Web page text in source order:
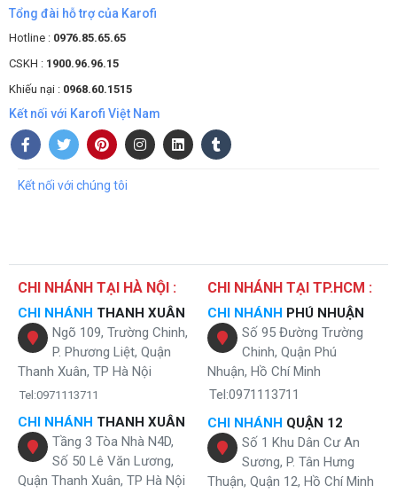
Tổng đài hỗ trợ của Karofi
Hotline : 0976.85.65.65
CSKH : 1900.96.96.15
Khiếu nại : 0968.60.1515
Kết nối với Karofi Việt Nam
Kết nối với chúng tôi
CHI NHÁNH TẠI HÀ NỘI :
CHI NHÁNH THANH XUÂN
Ngõ 109, Trường Chinh,
P. Phương Liệt, Quận
Thanh Xuân, TP Hà Nội
Tel:0971113711
CHI NHÁNH THANH XUÂN
Tầng 3 Tòa Nhà N4D,
Số 50 Lê Văn Lương,
Quận Thanh Xuân, TP Hà Nội
CHI NHÁNH TẠI TP.HCM :
CHI NHÁNH PHÚ NHUẬN
Số 95 Đường Trường
Chinh, Quận Phú
Nhuận, Hồ Chí Minh
Tel:0971113711
CHI NHÁNH QUẬN 12
Số 1 Khu Dân Cư An
Sương, P. Tân Hưng
Thuận, Quận 12, Hồ Chí Minh